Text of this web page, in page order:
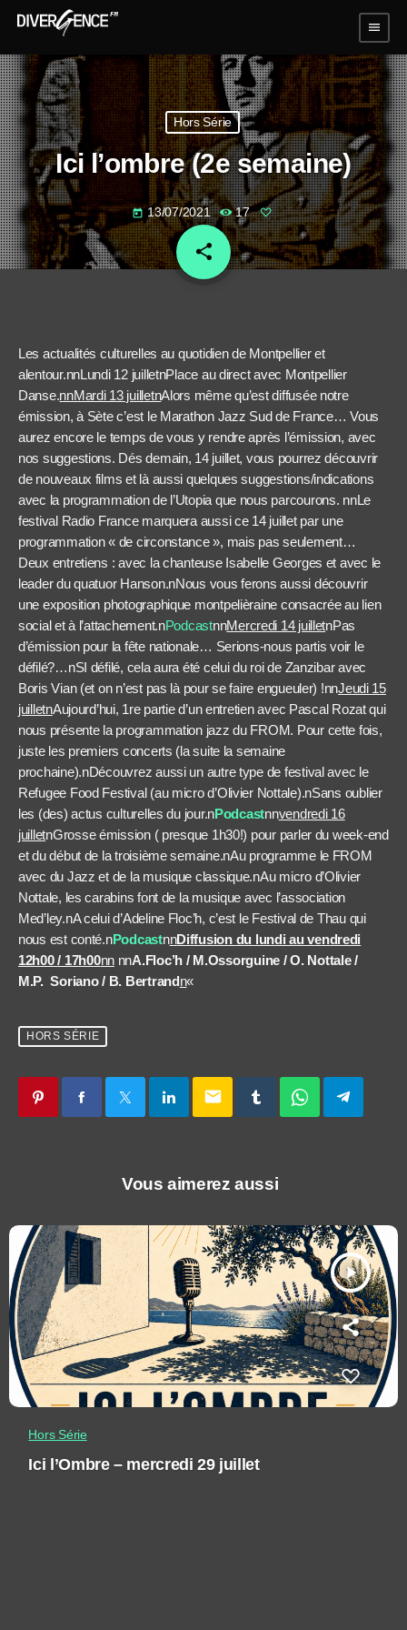
menu
Hors Série
Ici l’ombre (2e semaine)
today 13/07/2021 17
share
email
Les actualités culturelles au quotidien de Montpellier et
alentour.nnLundi 12 juilletnPlace au direct avec Montpellier
Danse.nnMardi 13 juilletnAlors même qu’est diffusée notre
émission, à Sète c’est le Marathon Jazz Sud de France… Vous
aurez encore le temps de vous y rendre après l’émission, avec
nos suggestions. Dés demain, 14 juillet, vous pourrez découvrir
de nouveaux films et là aussi quelques suggestions/indications
avec la programmation de l’Utopia que nous parcourons. nnLe
festival Radio France marquera aussi ce 14 juillet par une
programmation « de circonstance », mais pas seulement…
Deux entretiens : avec la chanteuse Isabelle Georges et avec le
leader du quatuor Hanson.nNous vous ferons aussi découvrir
une exposition photographique montpelièraine consacrée au lien
social et à l’attachement.nPodcastnnMercredi 14 juilletnPas
d’émission pour la fête nationale… Serions-nous partis voir le
défilé?…nSI défilé, cela aura été celui du roi de Zanzibar avec
Boris Vian (et on n’est pas là pour se faire engueuler) !nnJeudi 15
juilletnAujourd’hui, 1re partie d’un entretien avec Pascal Rozat qui
nous présente la programmation jazz du FROM. Pour cette fois,
juste les premiers concerts (la suite la semaine
prochaine).nDécouvrez aussi un autre type de festival avec le
Refugee Food Festival (au micro d’Olivier Nottale).nSans oublier
les (des) actus culturelles du jour.nPodcastnnvendredi 16
juilletnGrosse émission ( presque 1h30!) pour parler du week-end
et du début de la troisième semaine.nAu programme le FROM
avec du Jazz et de la musique classique.nAu micro d’Olivier
Nottale, les carabins font de la musique avec l’association
Med’ley.nA celui d’Adeline Floc’h, c’est le Festival de Thau qui
nous est conté.nPodcastnnDiffusion du lundi au vendredi
12h00 / 17h00nnnnA.Floc’h / M.Ossorguine / O. Nottale /
M.P. Soriano / B. Bertrandn«
HORS SÉRIE
email
Vous aimerez aussi
play_arrow
Hors Série
Ici l’Ombre – mercredi 29 juillet